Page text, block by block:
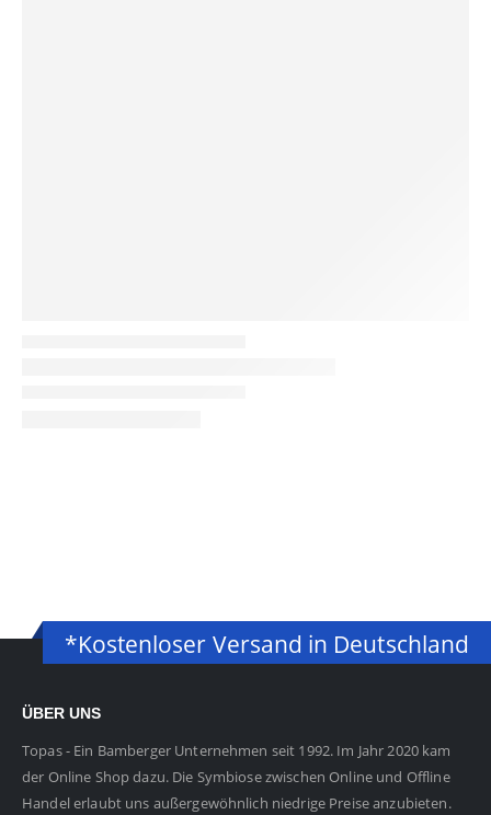
*Kostenloser Versand in Deutschland
ÜBER UNS
Topas - Ein Bamberger Unternehmen seit 1992. Im Jahr 2020 kam
der Online Shop dazu. Die Symbiose zwischen Online und Offline
Handel erlaubt uns außergewöhnlich niedrige Preise anzubieten.